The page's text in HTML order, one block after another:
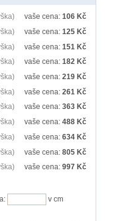
vaše cena: 106 Kč
vaše cena: 125 Kč
vaše cena: 151 Kč
vaše cena: 182 Kč
vaše cena: 219 Kč
vaše cena: 261 Kč
vaše cena: 363 Kč
vaše cena: 488 Kč
vaše cena: 634 Kč
vaše cena: 805 Kč
vaše cena: 997 Kč
v cm